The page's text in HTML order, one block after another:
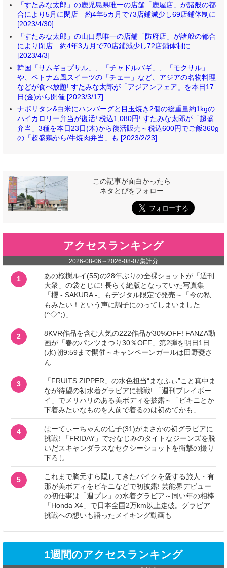
「すたみな太郎」の鹿児島県唯一の店舗「鹿屋店」が諸般の都
合により5月に閉店 約4年5カ月で73店鋪減少し69店鋪体制に
[2023/4/30]
「すたみな太郎」の山口県唯一の店舗「防府店」が諸般の都合
により閉店 約4年3カ月で70店鋪減少し72店鋪体制に
[2023/4/3]
韓国「サムギョプサル」、「チャドルバギ」、「モクサル」
や、ベトナム風スイーツの「チェー」など、アジアの名物料理
などが食べ放題! すたみな太郎が「アジアンフェア」を本日17
日(金)から開催 [2023/3/17]
ナポリタン&白米にハンバーグと目玉焼き2個の総重量約1kgの
ハイカロリー弁当が復活! 税込1,080円! すたみな太郎が「超盛
弁当」3種を本日23日(木)から復活販売～税込600円でご飯360g
の「超盛鶏から/牛焼肉弁当」も [2023/2/23]
この記事が面白かったら
ネタとぴをフォロー
アクセスランキング
2026-08-06 ～2026-08-07集計分
1
あの桜樹ルイ(55)の28年ぶりの全裸ショットが「週刊
大衆」の袋とじに! 長らく絶版となっていた写真集
「櫻 - SAKURA -」もデジタル限定で発売～「今の私
もみたい！という声に調子にのってしまいました
(^◇^;)」
2
8KVR作品を含む人気の222作品が30%OFF! FANZA動
画が「春のパンツまつり30％OFF」第2弾を明日1日
(水)朝9:59まで開催～キャンペーンガールは田野憂さ
ん
3
「FRUITS ZIPPER」の水色担当“まなふぃ”こと真中ま
なが待望の初水着グラビアに挑戦! 「週刊プレイボー
イ」でメリハリのある美ボディを披露～「ビキニとか
下着みたいなものを人前で着るのは初めてかも」
4
ぱーてぃーちゃんの信子(31)がまさかの初グラビアに
挑戦! 「FRIDAY」でおなじみのタイトなジーンズを脱
いだスキャンダラスなセクシーショットを衝撃の撮り
下ろし
5
これまで胸元すら隠してきたバイクを愛する旅人・有
那が美ボディをビキニなどで初披露! 芸能界デビュー
の初仕事は「週プレ」の水着グラビア～同い年の相棒
「Honda X4」で日本全国2万km以上走破。グラビア
挑戦への想いも語ったメイキング動画も
1週間のアクセスランキング